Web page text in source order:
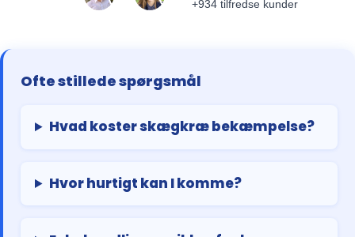
+934 tilfredse kunder
Ofte stillede spørgsmål
Hvad koster skægkræ bekæmpelse?
Hvor hurtigt kan I komme?